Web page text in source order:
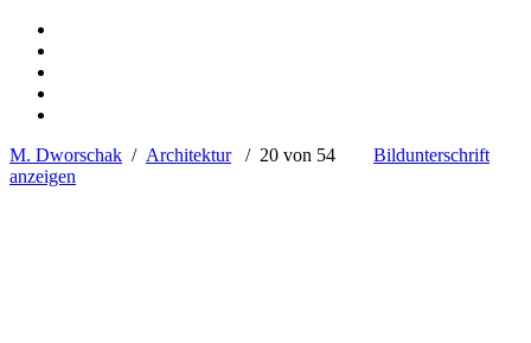
M. Dworschak / Architektur/ 20 von 54 Bildunterschrift
anzeigen